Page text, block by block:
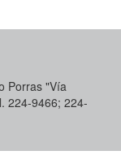
Porras "Vía
224-9466; 224-